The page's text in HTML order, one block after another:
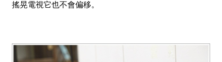
搖晃電視它也不會偏移。